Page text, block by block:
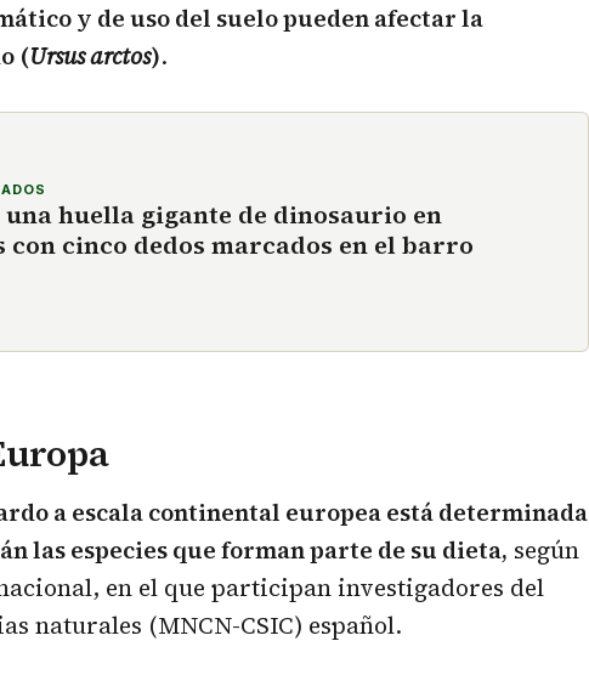
y de uso del suelo pueden afectar la
(Ursus arctos).
huella gigante de dinosaurio en
con cinco dedos marcados en el barro
a escala continental europea está determinada
las especies que forman parte de su dieta, según
en el que participan investigadores del
naturales (MNCN-CSIC) español.